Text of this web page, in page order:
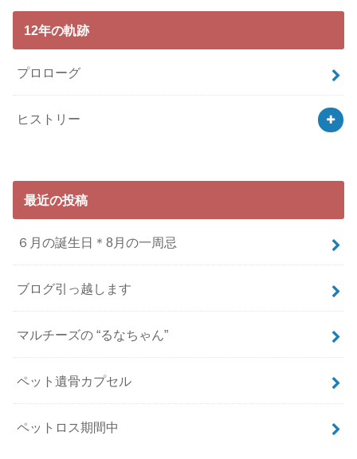
12年の軌跡
プロローグ
ヒストリー
最近の投稿
６月の誕生日＊8月の一周忌
ブログ引っ越します
マルチーズの “るなちゃん”
ペット遺骨カプセル
ペットロス期間中